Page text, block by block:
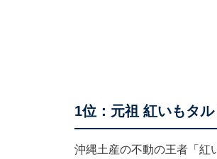
1位：元祖 紅いもタ
沖縄土産の不動の王者「紅